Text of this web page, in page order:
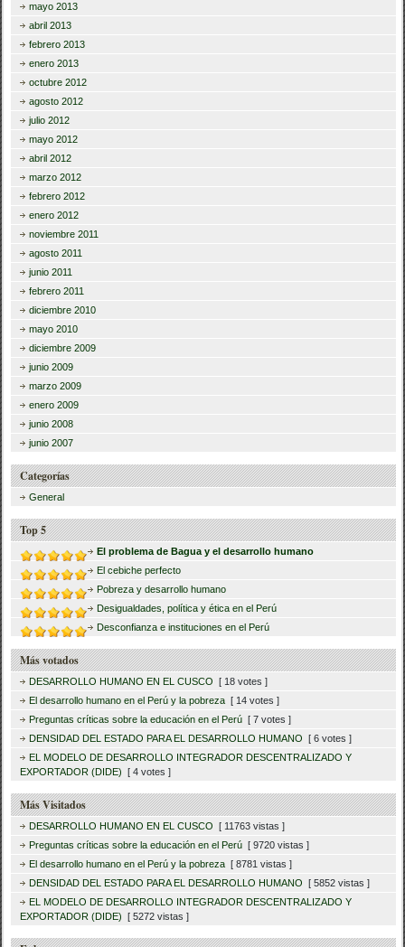
mayo 2013
abril 2013
febrero 2013
enero 2013
octubre 2012
agosto 2012
julio 2012
mayo 2012
abril 2012
marzo 2012
febrero 2012
enero 2012
noviembre 2011
agosto 2011
junio 2011
febrero 2011
diciembre 2010
mayo 2010
diciembre 2009
junio 2009
marzo 2009
enero 2009
junio 2008
junio 2007
Categorías
General
Top 5
El problema de Bagua y el desarrollo humano
El cebiche perfecto
Pobreza y desarrollo humano
Desigualdades, política y ética en el Perú
Desconfianza e instituciones en el Perú
Más votados
DESARROLLO HUMANO EN EL CUSCO [ 18 votes ]
El desarrollo humano en el Perú y la pobreza [ 14 votes ]
Preguntas críticas sobre la educación en el Perú [ 7 votes ]
DENSIDAD DEL ESTADO PARA EL DESARROLLO HUMANO [ 6 votes ]
EL MODELO DE DESARROLLO INTEGRADOR DESCENTRALIZADO Y
EXPORTADOR (DIDE) [ 4 votes ]
Más Visitados
DESARROLLO HUMANO EN EL CUSCO [ 11763 vistas ]
Preguntas críticas sobre la educación en el Perú [ 9720 vistas ]
El desarrollo humano en el Perú y la pobreza [ 8781 vistas ]
DENSIDAD DEL ESTADO PARA EL DESARROLLO HUMANO [ 5852 vistas ]
EL MODELO DE DESARROLLO INTEGRADOR DESCENTRALIZADO Y
EXPORTADOR (DIDE) [ 5272 vistas ]